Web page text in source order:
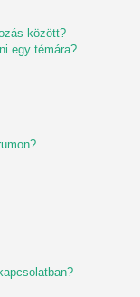
között?
egy témára?